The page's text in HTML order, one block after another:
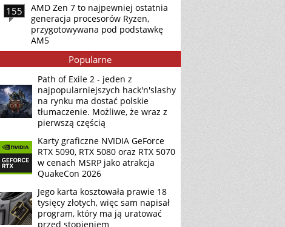
155
AMD Zen 7 to najpewniej ostatnia
generacja procesorów Ryzen,
przygotowywana pod podstawkę
AM5
Popularne
Path of Exile 2 - jeden z
najpopularniejszych hack'n'slashy
na rynku ma dostać polskie
tłumaczenie. Możliwe, że wraz z
pierwszą częścią
Karty graficzne NVIDIA GeForce
RTX 5090, RTX 5080 oraz RTX 5070
w cenach MSRP jako atrakcja
QuakeCon 2026
Jego karta kosztowała prawie 18
tysięcy złotych, więc sam napisał
program, który ma ją uratować
przed stopieniem